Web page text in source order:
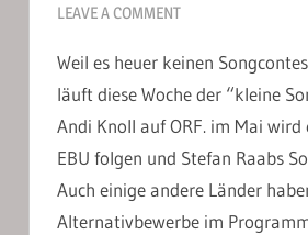
LEAVE A COMMENT
Weil es heuer keinen
läuft diese Woche der “kleine
Andi Knoll auf ORF. im Mai wird
EBU folgen und Stefan Raabs
Auch einige andere Länder
Alternativbewerbe im